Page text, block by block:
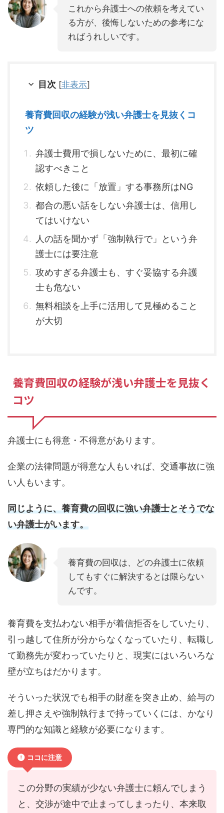
これから弁護士への依頼を考えてい
る方が、後悔しないための参考にな
ればうれしいです。
目次 [非表示]
養育費回収の経験が浅い弁護士を見抜くコ
ツ
弁護士費用で損しないために、最初に確
認すべきこと
依頼した後に「放置」する事務所はNG
都合の悪い話をしない弁護士は、信用し
てはいけない
人の話を聞かず「強制執行で」という弁
護士には要注意
攻めすぎる弁護士も、すぐ妥協する弁護
士も危ない
無料相談を上手に活用して見極めること
が大切
養育費回収の経験が浅い弁護士を見抜く
コツ
弁護士にも得意・不得意があります。
企業の法律問題が得意な人もいれば、交通事故に強
い人もいます。
同じように、養育費の回収に強い弁護士とそうでな
い弁護士がいます。
養育費の回収は、どの弁護士に依頼
してもすぐに解決するとは限らない
んです。
養育費を支払わない相手が着信拒否をしていたり、
引っ越して住所が分からなくなっていたり、転職し
て勤務先が変わっていたりと、現実にはいろいろな
壁が立ちはだかります。
そういった状況でも相手の財産を突き止め、給与の
差し押さえや強制執行まで持っていくには、かなり
専門的な知識と経験が必要になります。
ココに注意
この分野の実績が少ない弁護士に頼んでしまう
と、交渉が途中で止まってしまったり、本来取